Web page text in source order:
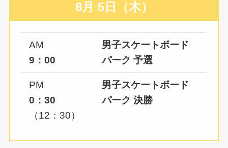
8月 5日（木）
AM
9：00
男子スケートボード
パーク 予選
PM
0：30
（12：30）
男子スケートボード
パーク 決勝